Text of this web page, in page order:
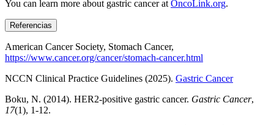
You can learn more about gastric cancer at OncoLink.org.
Referencias
American Cancer Society, Stomach Cancer,
https://www.cancer.org/cancer/stomach-cancer.html
NCCN Clinical Practice Guidelines (2025). Gastric Cancer
Boku, N. (2014). HER2-positive gastric cancer. Gastric Cancer,
17(1), 1-12.